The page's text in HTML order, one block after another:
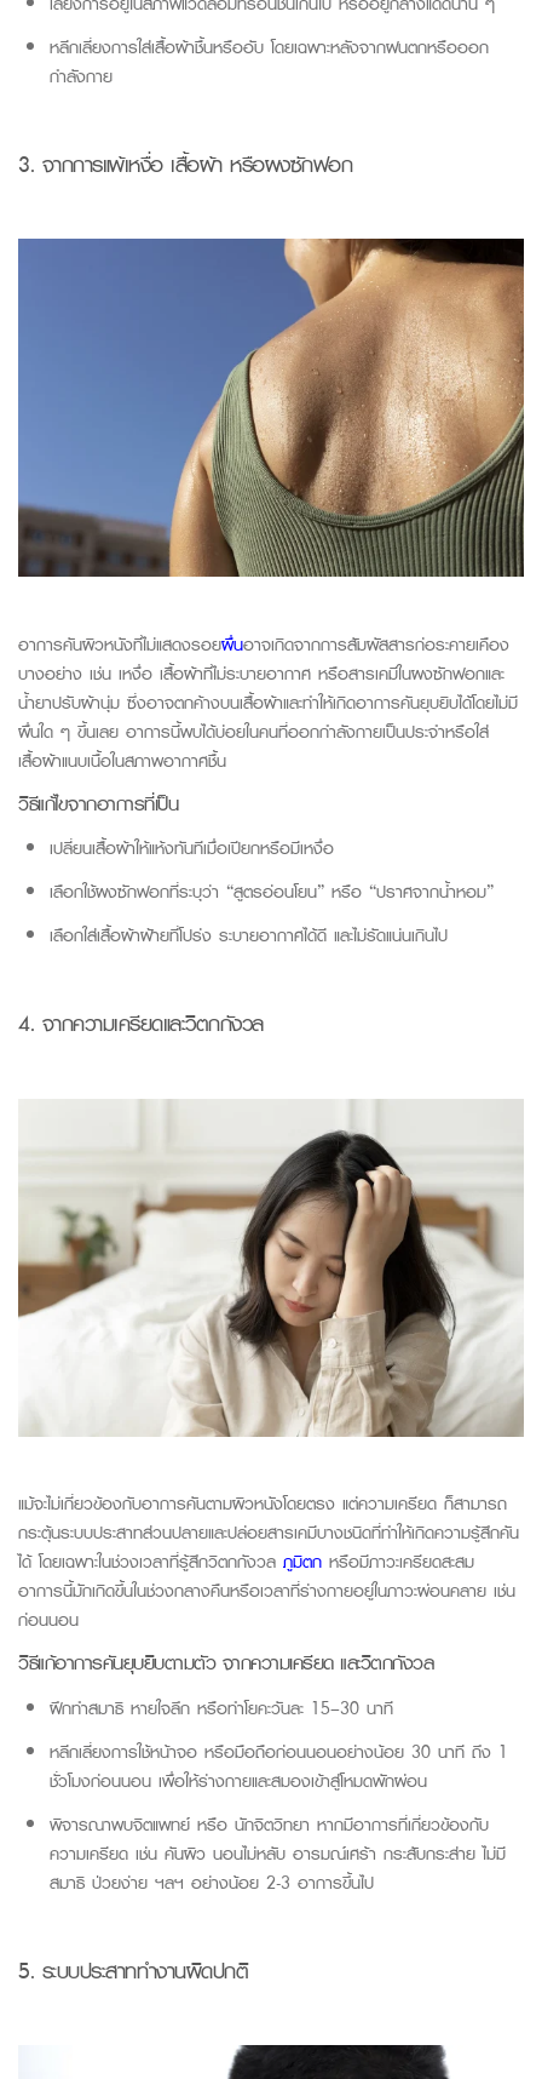
หลีกเลี่ยงการใส่เสื้อผ้าชื้นหรืออับ โดยเฉพาะหลังจากฝนตกหรือออก
กำลังกาย
3. จากการแพ้เหงื่อ เสื้อผ้า หรือผงซักฟอก
อาการคันผิวหนังที่ไม่แสดงรอยผื่นอาจเกิดจากการสัมผัสสารก่อระคายเคือง
บางอย่าง เช่น เหงื่อ เสื้อผ้าที่ไม่ระบายอากาศ หรือสารเคมีในผงซักฟอกและ
น้ำยาปรับผ้านุ่ม ซึ่งอาจตกค้างบนเสื้อผ้าและทำให้เกิดอาการคันยุบยิบได้โดยไม่มี
ผื่นใด ๆ ขึ้นเลย อาการนี้พบได้บ่อยในคนที่ออกกำลังกายเป็นประจำหรือใส่
เสื้อผ้าแนบเนื้อในสภาพอากาศชื้น
วิธีแก้ไขจากอาการที่เป็น
เปลี่ยนเสื้อผ้าให้แห้งทันทีเมื่อเปียกหรือมีเหงื่อ
เลือกใช้ผงซักฟอกที่ระบุว่า “สูตรอ่อนโยน” หรือ “ปราศจากน้ำหอม”
เลือกใส่เสื้อผ้าฝ้ายที่โปร่ง ระบายอากาศได้ดี และไม่รัดแน่นเกินไป
4. จากความเครียดและวิตกกังวล
แม้จะไม่เกี่ยวข้องกับอาการคันตามผิวหนังโดยตรง แต่ความเครียด ก็สามารถ
กระตุ้นระบบประสาทส่วนปลายและปล่อยสารเคมีบางชนิดที่ทำให้เกิดความรู้สึกคัน
ได้ โดยเฉพาะในช่วงเวลาที่รู้สึกวิตกกังวล ภูมิตก หรือมีภาวะเครียดสะสม
อาการนี้มักเกิดขึ้นในช่วงกลางคืนหรือเวลาที่ร่างกายอยู่ในภาวะผ่อนคลาย เช่น
ก่อนนอน
วิธีแก้อาการคันยุบยิบตามตัว จากความเครียด และวิตกกังวล
ฝึกทำสมาธิ หายใจลึก หรือทำโยคะวันละ 15–30 นาที
หลีกเลี่ยงการใช้หน้าจอ หรือมือถือก่อนนอนอย่างน้อย 30 นาที ถึง 1
ชั่วโมงก่อนนอน เพื่อให้ร่างกายและสมองเข้าสู่โหมดพักผ่อน
พิจารณาพบจิตแพทย์ หรือ นักจิตวิทยา หากมีอาการที่เกี่ยวข้องกับ
ความเครียด เช่น คันผิว นอนไม่หลับ อารมณ์เศร้า กระสับกระส่าย ไม่มี
สมาธิ ป่วยง่าย ฯลฯ อย่างน้อย 2-3 อาการขึ้นไป
5. ระบบประสาททำงานผิดปกติ